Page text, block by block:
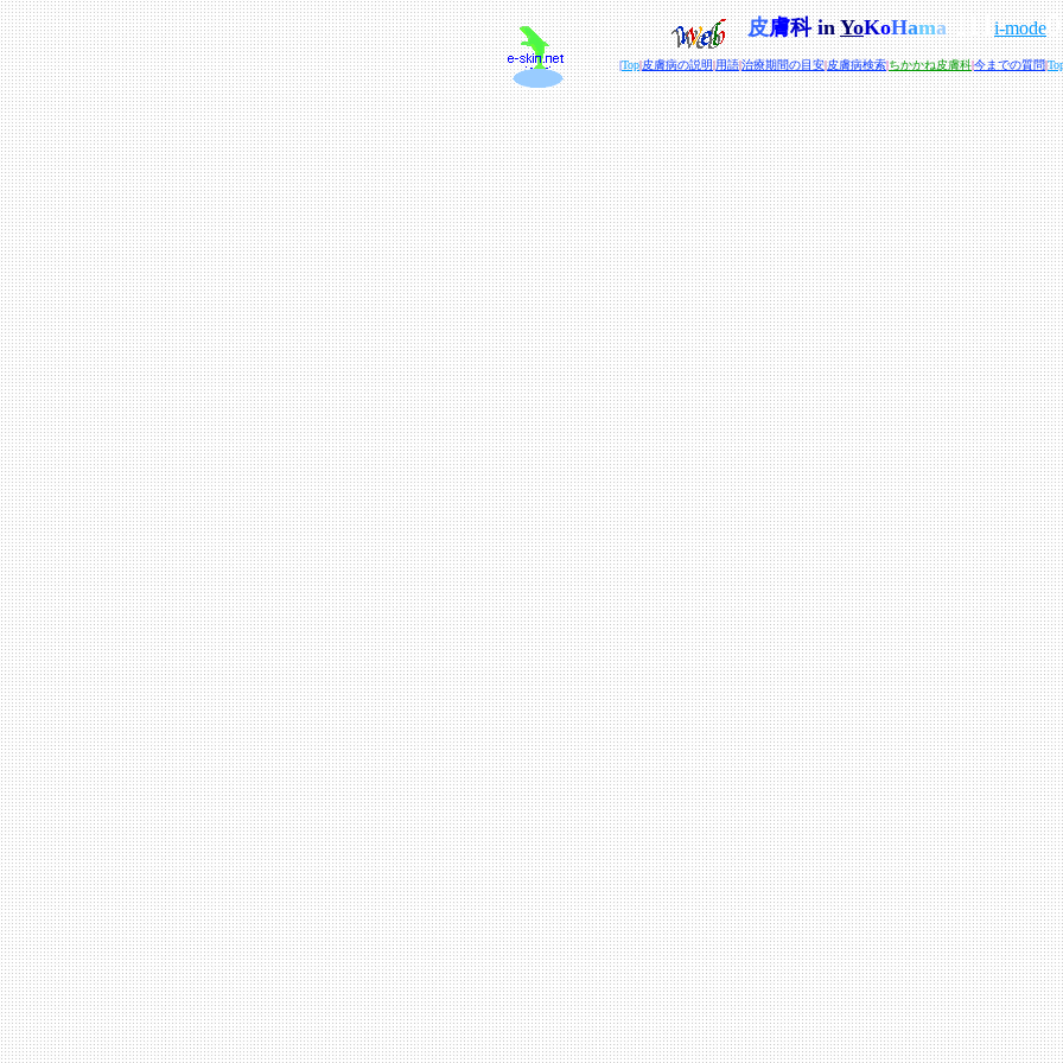
皮膚科in YoKoHama 111i-mode0
|Top|皮膚病の説明|用語|治療期間の目安|皮膚病検索|ちかかね皮膚科|今までの質問|